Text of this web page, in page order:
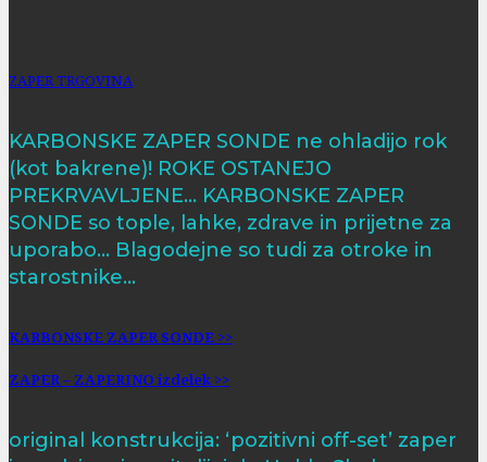
ZAPER TRGOVINA
KARBONSKE ZAPER SONDE ne ohladijo rok
(kot bakrene)! ROKE OSTANEJO
PREKRVAVLJENE… KARBONSKE ZAPER
SONDE so tople, lahke, zdrave in prijetne za
uporabo… Blagodejne so tudi za otroke in
starostnike…
KARBONSKE ZAPER SONDE >>
ZAPER – ZAPERINO izdelek >>
original konstrukcija: ‘pozitivni off-set’ zaper